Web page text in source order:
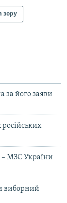
зору
за його заяви
російських
– МЗС України
виборний